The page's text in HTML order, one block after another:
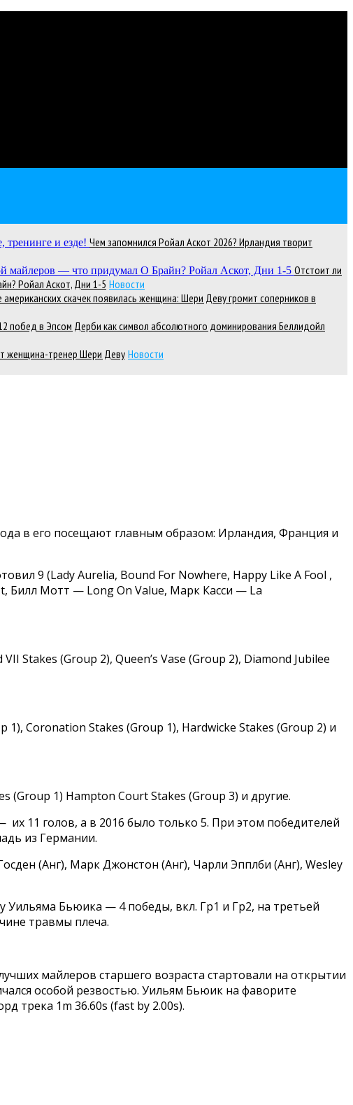
Чем запомнился Ройал Аскот 2026? Ирландия творит
Отстоит ли
Ройал Аскот, Дни 1-5 Новости
скачек появилась женщина: Шери Деву громит соперников в
побед в Эпсом Дерби как символ абсолютного доминирования Беллидойл
женщина-тренер Шери ДевуНовости
в его посещают главным образом: Ирландия, Франция и
9 (Lady Aurelia, Bound For Nowhere, Happy Like A Fool ,
Билл Мотт — Long On Value, Марк Касси — La
Stakes (Group 2), Queen’s Vase (Group 2), Diamond Jubilee
Coronation Stakes (Group 1), Hardwicke Stakes (Group 2) и
(Group 1) Hampton Court Stakes (Group 3) и другие.
11 голов, а в 2016 было только 5. При этом победителей
из Германии.
(Анг), Марк Джонстон (Анг), Чарли Эпплби (Анг), Wesley
Бьюика — 4 победы, вкл. Гр1 и Гр2, на третьей
травмы плеча.
майлеров старшего возраста стартовали на открытии
особой резвостью. Уильям Бьюик на фаворите
трека 1m 36.60s (fast by 2.00s).